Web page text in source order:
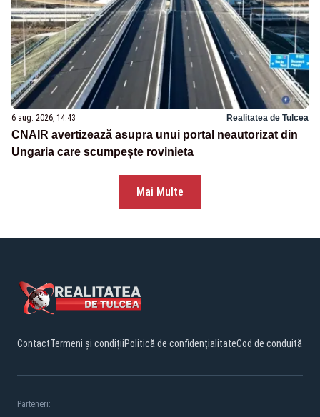
6 aug. 2026, 14:43 Realitatea de Tulcea
CNAIR avertizează asupra unui portal neautorizat din
Ungaria care scumpește rovinieta
Mai Multe
ContactTermeni și condițiiPolitică de confidențialitateCod de conduită
Parteneri: